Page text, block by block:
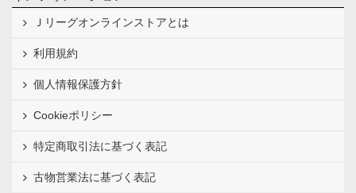
Ｊリーグオンラインストアとは
利用規約
個人情報保護方針
Cookieポリシー
特定商取引法に基づく表記
古物営業法に基づく表記